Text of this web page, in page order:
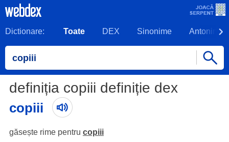
Dictionare: Toate DEX Sinonime Antonime
definiția copiii definiție dex
copiii
găsește rime pentru copiii